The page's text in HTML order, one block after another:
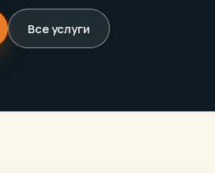
Все услуги